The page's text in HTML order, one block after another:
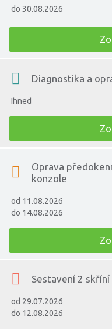
do 30.08.2026
Diagnostika a
Ihned
Oprava
konzole
od 11.08.2026
do 14.08.2026
Sestavení 2 skříní
od 29.07.2026
do 12.08.2026